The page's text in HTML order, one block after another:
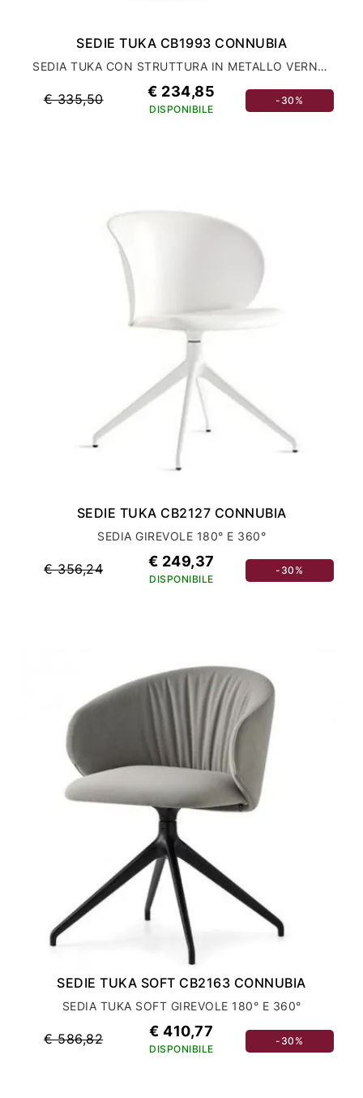
SEDIE TUKA CB1993 CONNUBIA
SEDIA TUKA CON STRUTTURA IN METALLO VERNICIATO
€ 335,50 € 234,85
DISPONIBILE
-30%
SEDIE TUKA CB2127 CONNUBIA
SEDIA GIREVOLE 180° E 360°
€ 356,24 € 249,37
DISPONIBILE
-30%
SEDIE TUKA SOFT CB2163 CONNUBIA
SEDIA TUKA SOFT GIREVOLE 180° E 360°
€ 586,82 € 410,77
DISPONIBILE
-30%